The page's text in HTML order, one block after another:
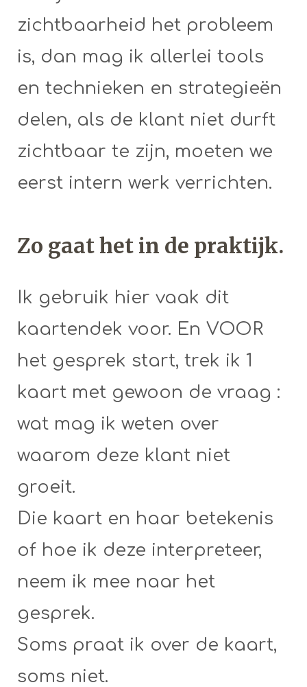
zichtbaarheid het probleem
is, dan mag ik allerlei tools
en technieken en strategieën
delen, als de klant niet durft
zichtbaar te zijn, moeten we
eerst intern werk verrichten.
Zo gaat het in de praktijk.
Ik gebruik hier vaak dit
kaartendek voor. En VOOR
het gesprek start, trek ik 1
kaart met gewoon de vraag :
wat mag ik weten over
waarom deze klant niet
groeit.
Die kaart en haar betekenis
of hoe ik deze interpreteer,
neem ik mee naar het
gesprek.
Soms praat ik over de kaart,
soms niet.